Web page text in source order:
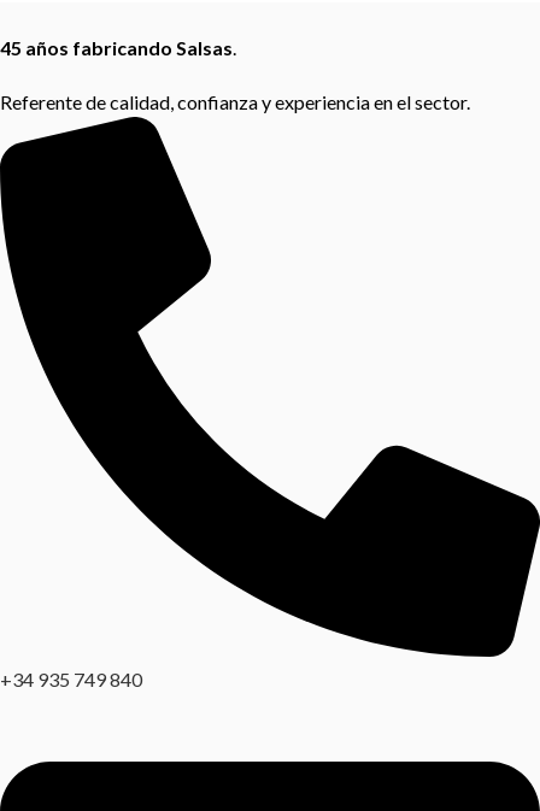
45 años fabricando Salsas
Referente de calidad, confianza y experiencia en el sector.
+34 935 749 840